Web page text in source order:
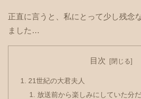
正直に言うと、私にとって少し残念
ました…
目次
21世紀の大君夫人
放送前から楽しみにしていた分